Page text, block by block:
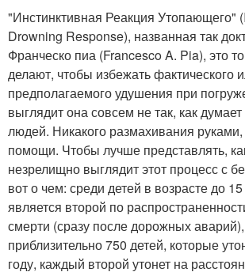
"Инстинктивная Реакция Утопающего"
Drowning Response), названная так
Франческо пиа (Francesco A. Pia), это
делают, чтобы избежать фактического
предполагаемого удушения при
выглядит она совсем не так, как
людей. Никакого размахивания
помощи. Чтобы лучше представлять,
незрелищно выглядит этот процесс с
вот о чем: среди детей в возрасте до
является второй по
смерти (сразу после дорожных
приблизительно 750 детей, которые
году, каждый второй утонет на